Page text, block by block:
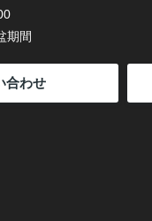
期間
合わせ